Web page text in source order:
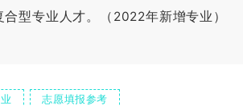
型专业人才。（2022年新增专业）
志愿填报参考